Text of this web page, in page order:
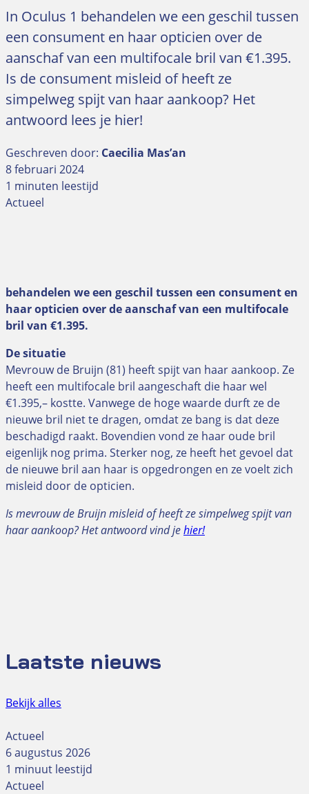
In Oculus 1 behandelen we een geschil tussen
een consument en haar opticien over de
aanschaf van een multifocale bril van €1.395.
Is de consument misleid of heeft ze
simpelweg spijt van haar aankoop? Het
antwoord lees je hier!
Geschreven door: Caecilia Mas’an
8 februari 2024
1 minuten leestijd
Actueel
behandelen we een geschil tussen een consument en
haar opticien over de aanschaf van een multifocale
bril van €1.395.
De situatie
Mevrouw de Bruijn (81) heeft spijt van haar aankoop. Ze
heeft een multifocale bril aangeschaft die haar wel
€1.395,– kostte. Vanwege de hoge waarde durft ze de
nieuwe bril niet te dragen, omdat ze bang is dat deze
beschadigd raakt. Bovendien vond ze haar oude bril
eigenlijk nog prima. Sterker nog, ze heeft het gevoel dat
de nieuwe bril aan haar is opgedrongen en ze voelt zich
misleid door de opticien.
Is mevrouw de Bruijn misleid of heeft ze simpelweg spijt van
haar aankoop? Het antwoord vind jehier!
Laatste nieuws
Bekijk alles
Actueel
6 augustus 2026
1 minuut leestijd
Actueel